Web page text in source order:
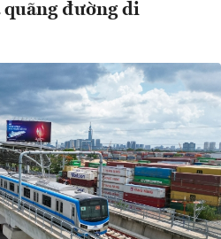
đường di